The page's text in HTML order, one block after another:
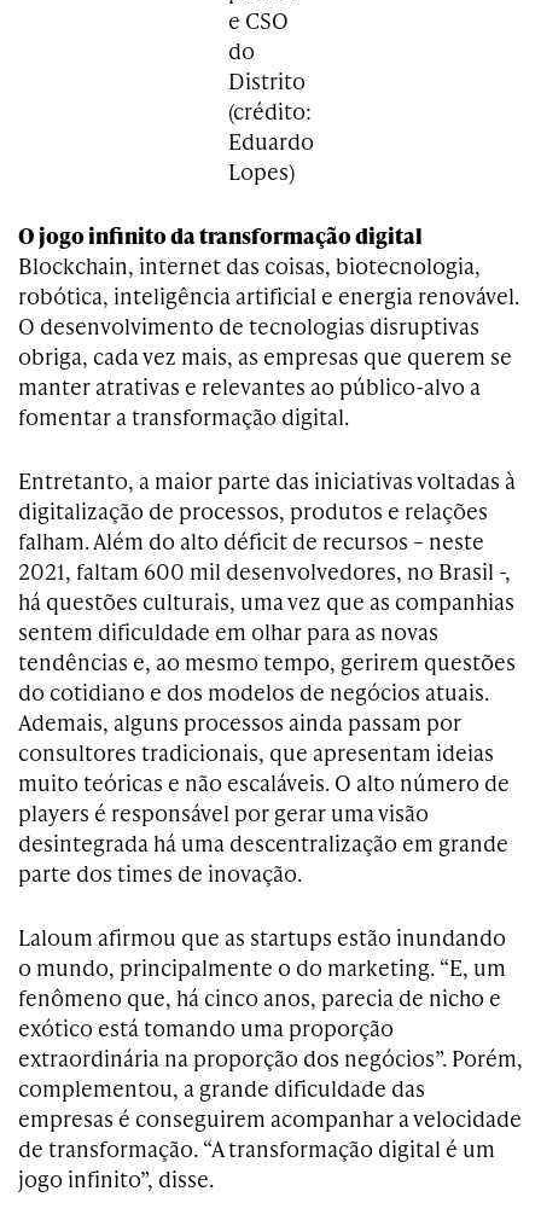
e CSO
do
Distrito
(crédito:
Eduardo
Lopes)
O jogo infinito da transformação digital
Blockchain, internet das coisas, biotecnologia,
robótica, inteligência artificial e energia renovável.
O desenvolvimento de tecnologias disruptivas
obriga, cada vez mais, as empresas que querem se
manter atrativas e relevantes ao público-alvo a
fomentar a transformação digital.
Entretanto, a maior parte das iniciativas voltadas à
digitalização de processos, produtos e relações
falham. Além do alto déficit de recursos – neste
2021, faltam 600 mil desenvolvedores, no Brasil -,
há questões culturais, uma vez que as companhias
sentem dificuldade em olhar para as novas
tendências e, ao mesmo tempo, gerirem questões
do cotidiano e dos modelos de negócios atuais.
Ademais, alguns processos ainda passam por
consultores tradicionais, que apresentam ideias
muito teóricas e não escaláveis. O alto número de
players é responsável por gerar uma visão
desintegrada há uma descentralização em grande
parte dos times de inovação.
Laloum afirmou que as startups estão inundando
o mundo, principalmente o do marketing. “E, um
fenômeno que, há cinco anos, parecia de nicho e
exótico está tomando uma proporção
extraordinária na proporção dos negócios”. Porém,
complementou, a grande dificuldade das
empresas é conseguirem acompanhar a velocidade
de transformação. “A transformação digital é um
jogo infinito”, disse.